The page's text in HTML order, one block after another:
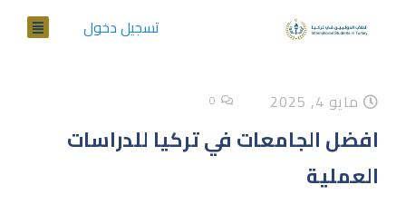
تسجيل دخول
مايو 4, 2025 0
افضل الجامعات في تركيا للدراسات
العملية